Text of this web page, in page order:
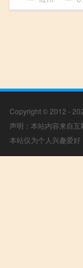
Copyright © 2012 -
声明：本站内容来自
本站仅为个人兴趣爱